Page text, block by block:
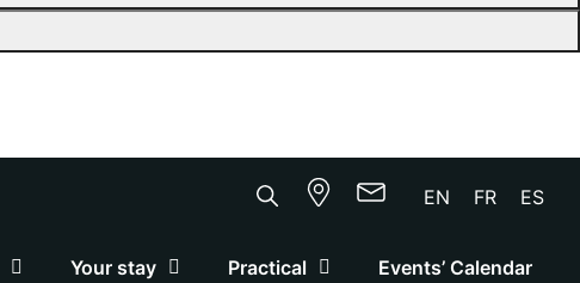
EN FR ES
Your stay Practical Events’ Calendar